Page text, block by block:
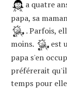
a quatre
papa, sa
. Parfois,
moins.
est
papa s'en
préférerait
temps pour